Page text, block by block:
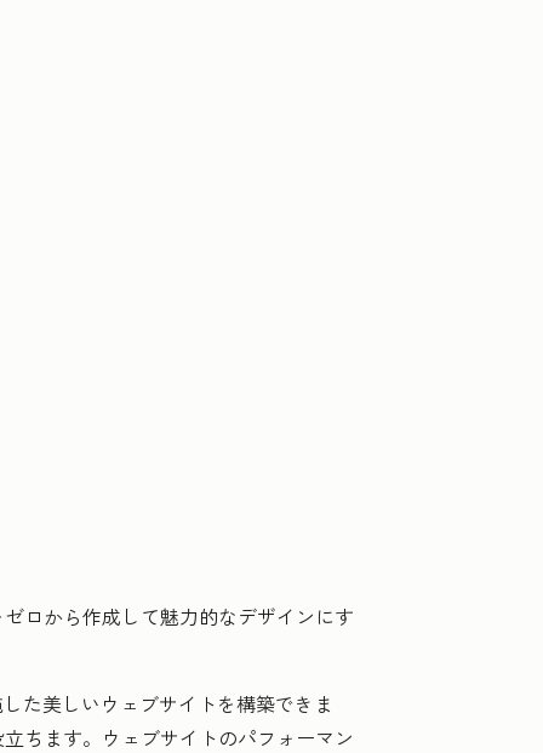
ロから作成して魅力的なデザインにす
た美しいウェブサイトを構築できま
ちます。ウェブサイトのパフォーマン